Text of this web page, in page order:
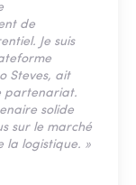
de
Je suis
Steves, ait
partenariat.
solide
sur le marché
la logistique. »